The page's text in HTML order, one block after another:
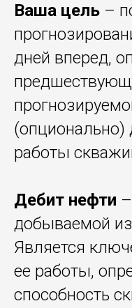
Ваша цель –
дней вперед,
(опционально)
работы
Дебит нефти
добываемой
Является
ее работы,
способность